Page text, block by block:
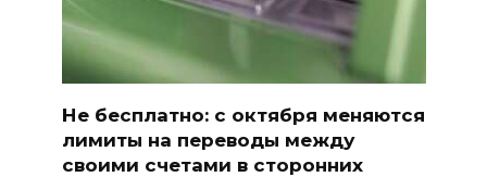
Не бесплатно: с октября меняются
лимиты на переводы между
своими счетами в сторонних